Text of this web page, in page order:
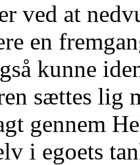
ved at
en
kunne
sættes lig
gennem
i egoets